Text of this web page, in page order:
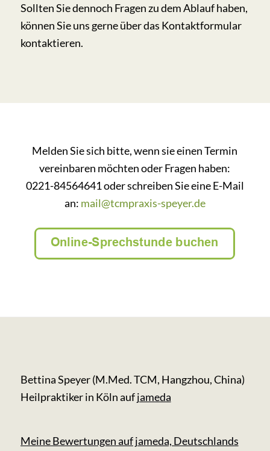
Sollten Sie dennoch Fragen zu dem Ablauf haben,
können Sie uns gerne über das Kontaktformular
kontaktieren.
Melden Sie sich bitte, wenn sie einen Termin
vereinbaren möchten oder Fragen haben:
0221-84564641 oder schreiben Sie eine E-Mail
an: mail@tcmpraxis-speyer.de
Bettina Speyer (M.Med. TCM, Hangzhou, China)
Heilpraktiker in Köln aufjameda
Meine Bewertungen auf jameda, Deutschlands